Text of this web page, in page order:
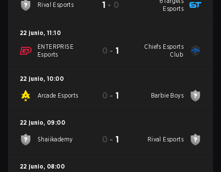
Rival Esports 1 - 0
Esports
22 junio, 11:10
ENTERPRISE
Esports
0 -1
Chiefs Esports
Club
22 junio, 10:00
Arcade Esports 0 -1 Barbie Boys
22 junio, 09:00
Shaiikademy 0 -1 Rival Esports
22 junio, 08:00